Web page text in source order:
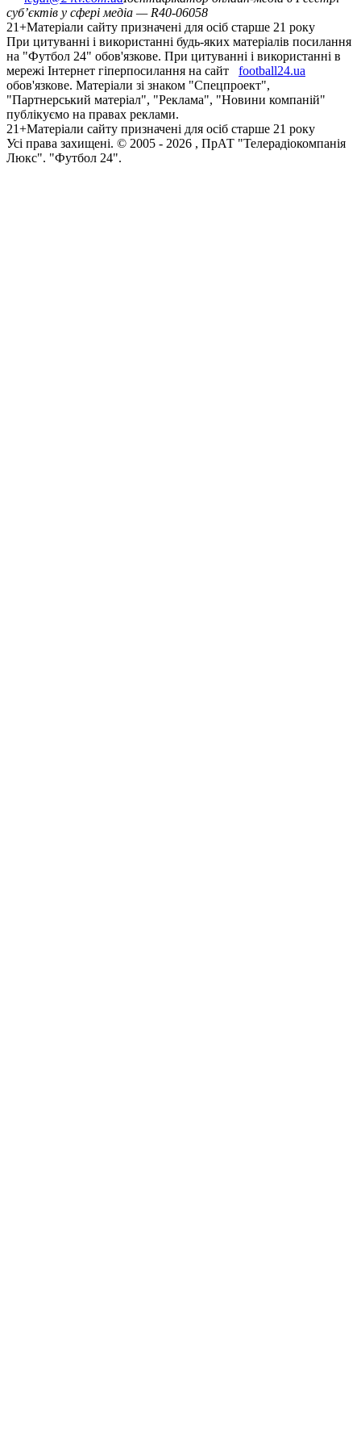
суб’єктів у сфері медіа — R40-06058
21+Матеріали сайту призначені для осіб старше 21 року
При цитуванні і використанні будь-яких матеріалів посилання
на "Футбол 24" обов'язкове. При цитуванні і використанні в
мережі Інтернет гіперпосилання на сайт
football24.ua
обов'язкове. Матеріали зі знаком "Спецпроект",
"Партнерський матеріал", "Реклама", "Новини компаній"
публікуємо на правах реклами.
21+Матеріали сайту призначені для осіб старше 21 року
Усi права захищенi. © 2005 - 2026 , ПрАТ "Телерадіокомпанія
Люкс". "Футбол 24".